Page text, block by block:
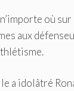
où
aux
a idolâtré